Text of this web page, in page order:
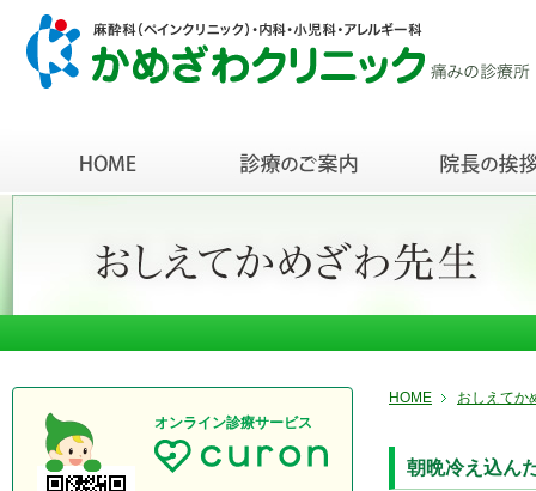
HOME おしえてか
朝晩冷え込ん
オンライン診療サービス